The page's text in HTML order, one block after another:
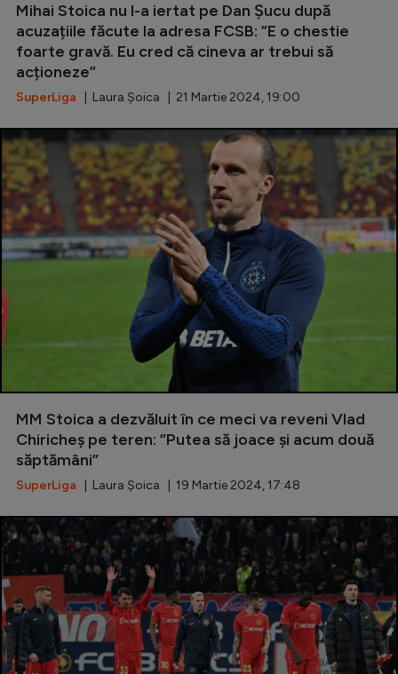
Mihai Stoica nu l-a iertat pe Dan Șucu după
acuzațiile făcute la adresa FCSB: ”E o chestie
foarte gravă. Eu cred că cineva ar trebui să
acționeze”
SuperLiga | Laura Șoica | 21 Martie 2024, 19:00
MM Stoica a dezvăluit în ce meci va reveni Vlad
Chiricheș pe teren: ”Putea să joace și acum două
săptămâni”
SuperLiga | Laura Șoica | 19 Martie 2024, 17:48